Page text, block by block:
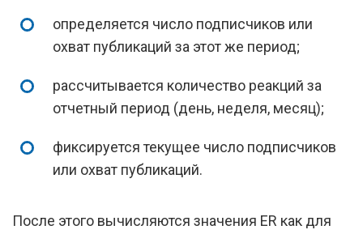
определяется число подписчиков или
охват публикаций за этот же период;
рассчитывается количество реакций за
отчетный период (день, неделя, месяц);
фиксируется текущее число подписчиков
или охват публикаций.
После этого вычисляются значения ER как для